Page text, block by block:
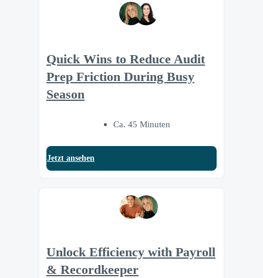
Quick Wins to Reduce Audit
Prep Friction During Busy
Season
Ca. 45 Minuten
Jetzt ansehen
Unlock Efficiency with Payroll
& Recordkeeper